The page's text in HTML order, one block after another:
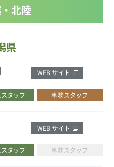
北陸
県
タッフ 事務スタッフ
WEB サイト
タッフ 事務スタッフ
WEB サイト